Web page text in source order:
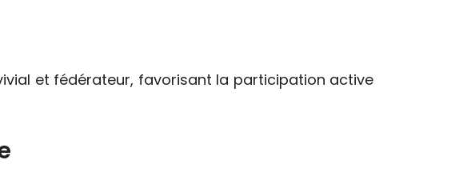
et fédérateur, favorisant la participation active